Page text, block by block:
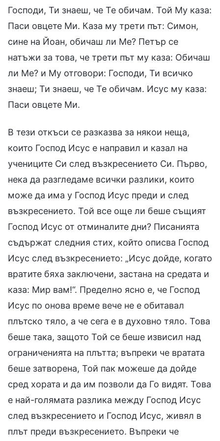
Господи, Ти знаеш, че Те обичам. Той Му каза:
Паси овцете Ми. Каза му трети път: Симон,
сине на Йоан, обичаш ли Ме? Петър се
натъжи за това, че трети път му каза: Обичаш
ли Ме? и Му отговори: Господи, Ти всичко
знаеш; Ти знаеш, че Те обичам. Исус му каза:
Паси овцете Ми.
В тези откъси се разказва за някои неща,
които Господ Исус е направил и казал на
учениците Си след възкресението Си. Първо,
нека да разгледаме всички разлики, които
може да има у Господ Исус преди и след
възкресението. Той все още ли беше същият
Господ Исус от отминалите дни? Писанията
съдържат следния стих, който описва Господ
Исус след възкресението: „Исус дойде, когато
вратите бяха заключени, застана на средата и
каза: Мир вам!“. Пределно ясно е, че Господ
Исус по онова време вече не е обитавал
плътско тяло, а че сега е в духовно тяло. Това
беше така, защото Той се беше извисил над
ограниченията на плътта; въпреки че вратата
беше затворена, Той пак можеше да дойде
сред хората и да им позволи да Го видят. Това
е най-голямата разлика между Господ Исус
след възкресението и Господ Исус, живял в
плът преди възкресението. Въпреки че